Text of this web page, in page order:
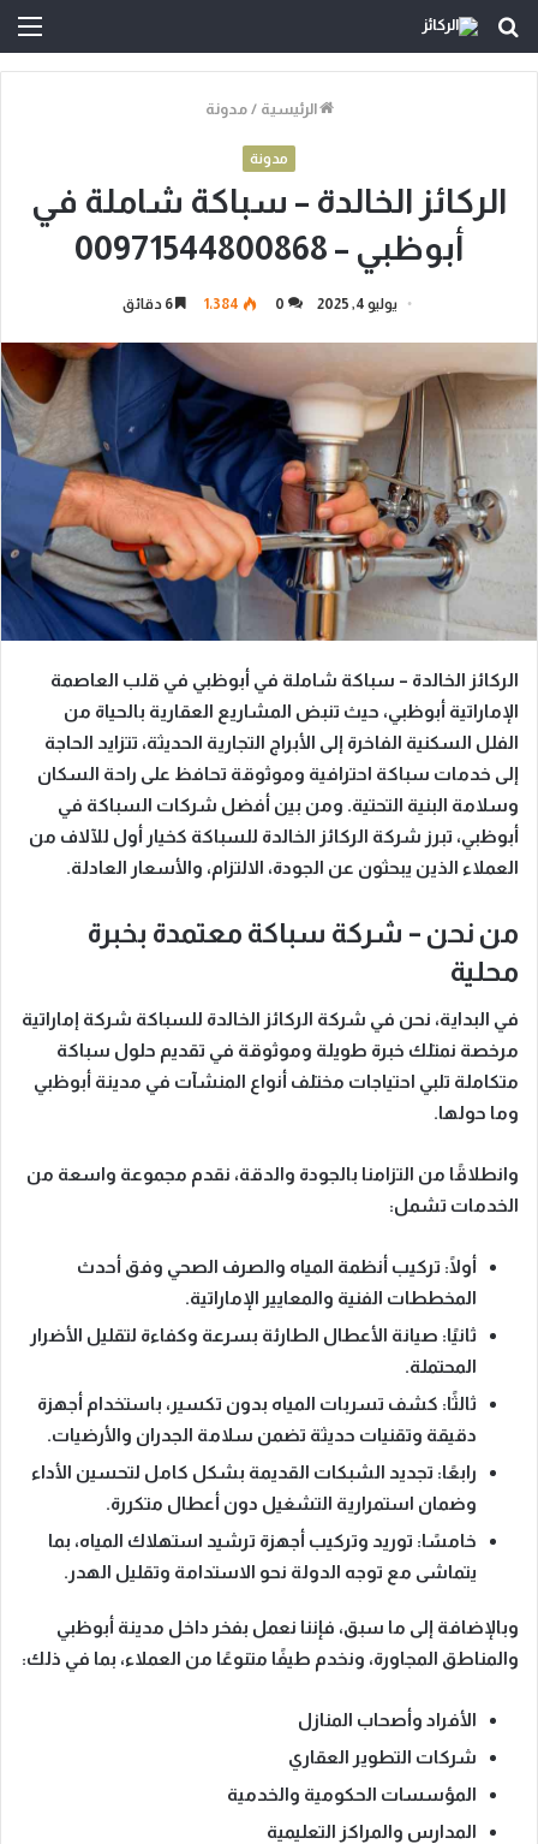
بحث
الرئيسية / مدونة
مدونة
الركائز الخالدة – سباكة شاملة في
أبوظبي – 00971544800868
يوليو 4, 2025 0 1٬384
الركائز الخالدة – سباكة شاملة في أبوظبي في قلب العاصمة
الإماراتية أبوظبي، حيث تنبض المشاريع العقارية بالحياة من
الفلل السكنية الفاخرة إلى الأبراج التجارية الحديثة، تتزايد الحاجة
إلى خدمات سباكة احترافية وموثوقة تحافظ على راحة السكان
وسلامة البنية التحتية. ومن بين أفضل شركات السباكة في
أبوظبي، تبرز شركة الركائز الخالدة للسباكة كخيار أول للآلاف من
العملاء الذين يبحثون عن الجودة، الالتزام، والأسعار العادلة.
من نحن – شركة سباكة معتمدة بخبرة
محلية
في البداية، نحن في شركة الركائز الخالدة للسباكة شركة إماراتية
مرخصة نمتلك خبرة طويلة وموثوقة في تقديم حلول سباكة
متكاملة تلبي احتياجات مختلف أنواع المنشآت في مدينة أبوظبي
وما حولها.
وانطلاقًا من التزامنا بالجودة والدقة، نقدم مجموعة واسعة من
الخدمات تشمل:
أولًا: تركيب أنظمة المياه والصرف الصحي وفق أحدث
المخططات الفنية والمعايير الإماراتية.
ثانيًا: صيانة الأعطال الطارئة بسرعة وكفاءة لتقليل الأضرار
المحتملة.
ثالثًا: كشف تسربات المياه بدون تكسير، باستخدام أجهزة
دقيقة وتقنيات حديثة تضمن سلامة الجدران والأرضيات.
رابعًا: تجديد الشبكات القديمة بشكل كامل لتحسين الأداء
وضمان استمرارية التشغيل دون أعطال متكررة.
خامسًا: توريد وتركيب أجهزة ترشيد استهلاك المياه، بما
يتماشى مع توجه الدولة نحو الاستدامة وتقليل الهدر.
وبالإضافة إلى ما سبق، فإننا نعمل بفخر داخل مدينة أبوظبي
والمناطق المجاورة، ونخدم طيفًا متنوعًا من العملاء، بما في ذلك:
الأفراد وأصحاب المنازل
شركات التطوير العقاري
المؤسسات الحكومية والخدمية
المدارس والمراكز التعليمية